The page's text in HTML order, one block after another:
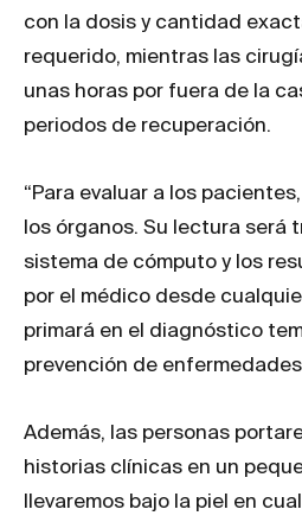
con la dosis y cantidad
requerido, mientras las
unas horas por fuera de la
periodos de recuperación.
“Para evaluar a los pacientes,
los órganos. Su lectura será
sistema de cómputo y los
por el médico desde
primará en el diagnóstico
prevención de
Además, las personas
historias clínicas en un
llevaremos bajo la piel en